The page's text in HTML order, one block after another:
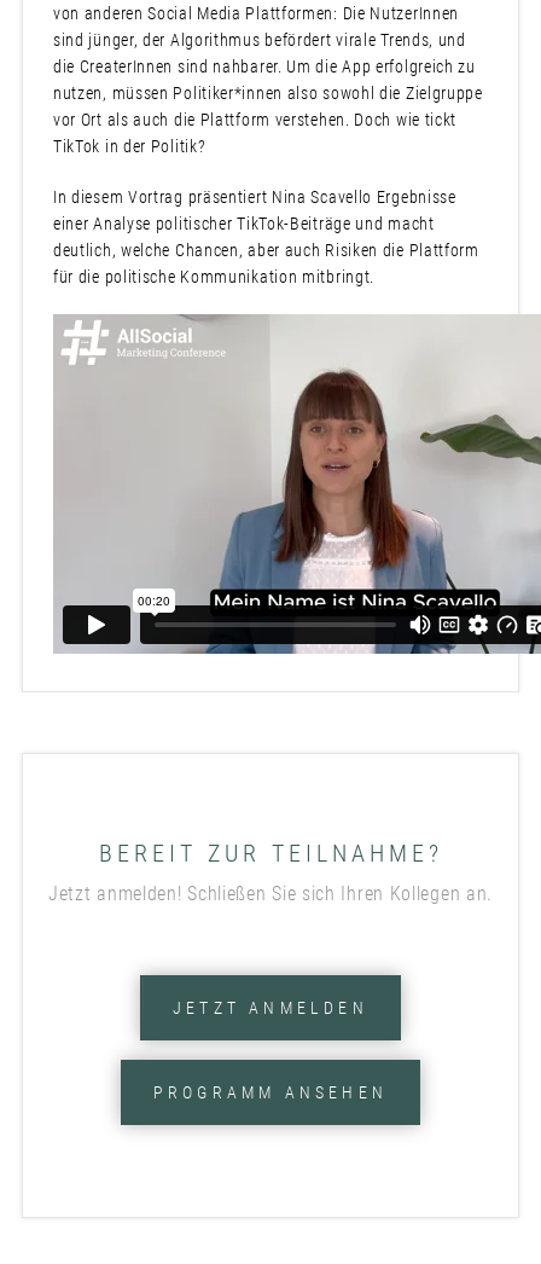
von anderen Social Media Plattformen: Die NutzerInnen
sind jünger, der Algorithmus befördert virale Trends, und
die CreaterInnen sind nahbarer. Um die App erfolgreich zu
nutzen, müssen Politiker*innen also sowohl die Zielgruppe
vor Ort als auch die Plattform verstehen. Doch wie tickt
TikTok in der Politik?
In diesem Vortrag präsentiert Nina Scavello Ergebnisse
einer Analyse politischer TikTok-Beiträge und macht
deutlich, welche Chancen, aber auch Risiken die Plattform
für die politische Kommunikation mitbringt.
BEREIT ZUR TEILNAHME?
Jetzt anmelden! Schließen Sie sich Ihren Kollegen an.
JETZT ANMELDEN
PROGRAMM ANSEHEN